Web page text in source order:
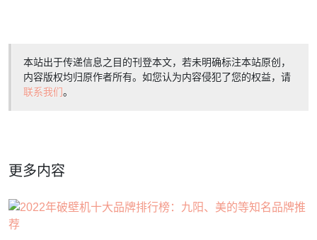
本站出于传递信息之目的刊登本文，若未明确标注本站原创，
内容版权均归原作者所有。如您认为内容侵犯了您的权益，请
联系我们。
更多内容